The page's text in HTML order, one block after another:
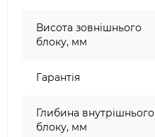
Висота зовнішнього
блоку, мм
Гарантія
Глибина внутрішнього
блоку, мм